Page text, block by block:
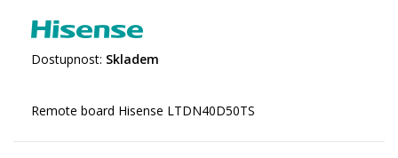
Dostupnost: Skladem